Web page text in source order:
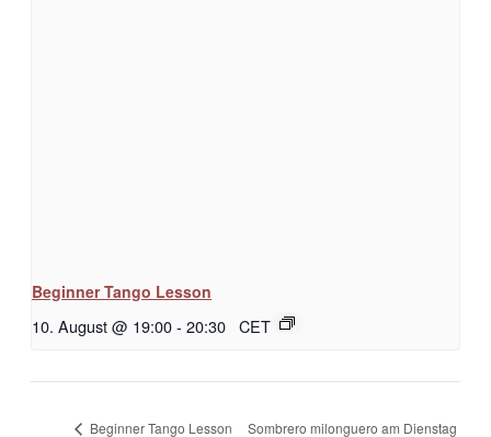
Beginner Tango Lesson
10. August @ 19:00- 20:30 CET
Beginner Tango Lesson Sombrero milonguero am Dienstag